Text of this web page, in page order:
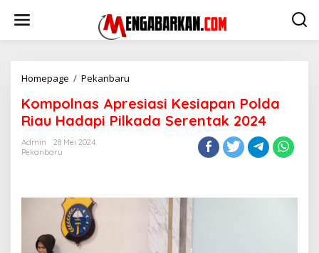
Homepage / Pekanbaru
Kesiapan
Polda
Riau
Kompolnas Apresiasi Kesiapan Polda
Riau Hadapi Pilkada Serentak 2024
Admin
28 Mei 2024
Pekanbaru